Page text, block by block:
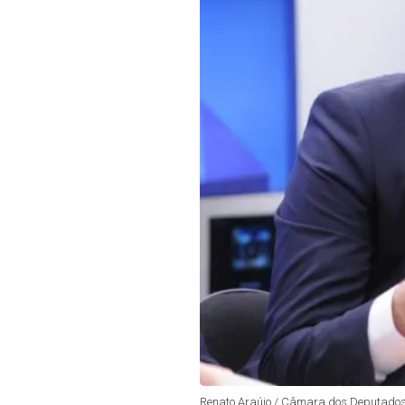
Renato Araújo / Câmara dos